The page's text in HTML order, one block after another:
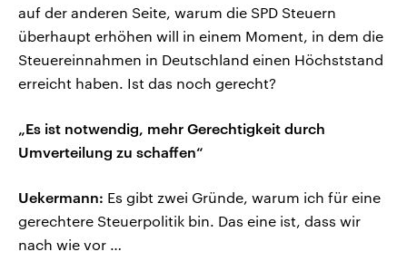
auf der anderen Seite, warum die SPD Steuern
überhaupt erhöhen will in einem Moment, in dem die
Steuereinnahmen in Deutschland einen Höchststand
erreicht haben. Ist das noch gerecht?
„Es ist notwendig, mehr Gerechtigkeit durch
Umverteilung zu schaffen“
Uekermann: Es gibt zwei Gründe, warum ich für eine
gerechtere Steuerpolitik bin. Das eine ist, dass wir
nach wie vor …